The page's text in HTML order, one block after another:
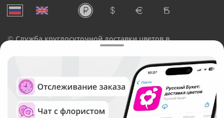
©Служба круглосуточной доставки цветов в
Русский Букет, 2026
Общество с ограниченной ответственностью «Технология»
ОГРН: 1195476081745, ИНН: 5410081997
Юридический адрес: г. Новосибирск, ул. Ипподромская,
д.42, оф. 3